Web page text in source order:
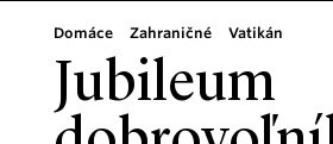
Domáce Zahraničné Vatikán
Jubileum